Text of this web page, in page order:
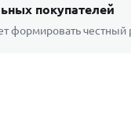
покупателей
формировать честный